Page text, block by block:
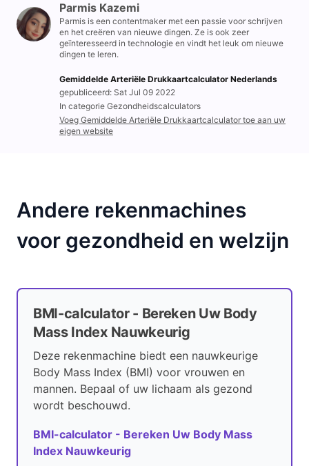
Parmis Kazemi
Parmis is een contentmaker met een passie voor schrijven
en het creëren van nieuwe dingen. Ze is ook zeer
geïnteresseerd in technologie en vindt het leuk om nieuwe
dingen te leren.
Gemiddelde Arteriële Drukkaartcalculator Nederlands
gepubliceerd: Sat Jul 09 2022
In categorie Gezondheidscalculators
Voeg Gemiddelde Arteriële Drukkaartcalculator toe aan uw
eigen website
Andere rekenmachines
voor gezondheid en welzijn
BMI-calculator - Bereken Uw Body
Mass Index Nauwkeurig
Deze rekenmachine biedt een nauwkeurige
Body Mass Index (BMI) voor vrouwen en
mannen. Bepaal of uw lichaam als gezond
wordt beschouwd.
BMI-calculator - Bereken Uw Body Mass
Index Nauwkeurig